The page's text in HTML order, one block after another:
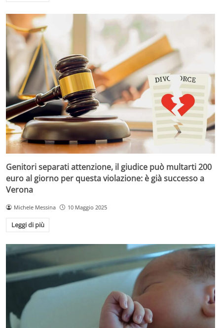
Genitori separati attenzione, il giudice può multarti 200
euro al giorno per questa violazione: è già successo a
Verona
Michele Messina 10 Maggio 2025
Leggi di più